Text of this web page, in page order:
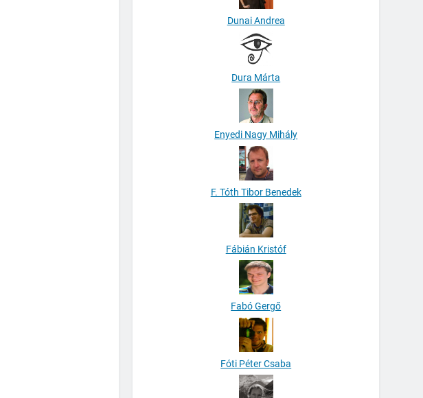
Dunai Andrea
Dura Márta
Enyedi Nagy Mihály
F. Tóth Tibor Benedek
Fábián Kristóf
Fabó Gergő
Fóti Péter Csaba